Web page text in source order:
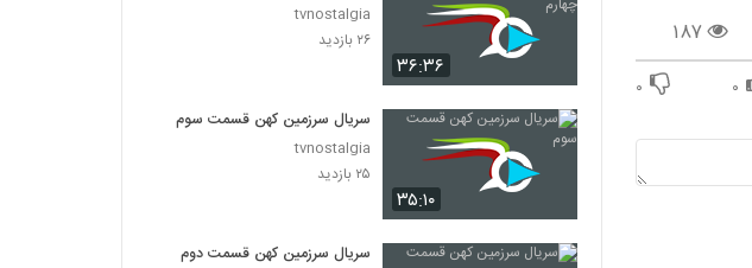
۱۸۷
۰ ۰
۳۶:۳۶
tvnostalgia
۲۶ بازدید
۳۵:۱۰
سریال سرزمین کهن قسمت سوم
tvnostalgia
۲۵ بازدید
سریال سرزمین کهن قسمت دوم